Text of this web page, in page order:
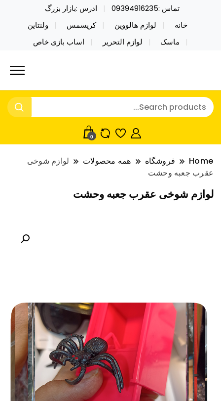
تماس :09394916235
ادرس :بازار بزرگ
خانه
لوازم هالووین کریسمس
ولنتاین
ماسک
لوازم التحریر اساب بازی خاص
نایکر توی فروش عمده لوازم هالووین
ولن تاین کادویی کریسمس اکسسوری
خرید محصولات خاص فیجت اسباب بازی تراول ماگ نایکر
توی فروش عمده لوازم هالووین ولن تاین کادویی
کریسمس اکسسوری ماسک در واردات مستقیم
0
Home فروشگاه همه محصولات
لوازم شوخی
عقرب جعبه وحشت
لوازم شوخی عقرب جعبه وحشت